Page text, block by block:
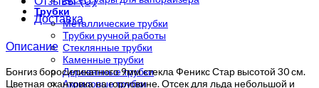
Трубки
Металлические трубки
Трубки ручной работы
Стеклянные трубки
Каменные трубки
Деревянные трубки
Акриловые трубки
Доставка
Описание
Бонгиз боросиликатного 9мм стекла Феникс Стар высотой 30 см.
Цветная окантовка на горловине. Отсек для льда небольшой и